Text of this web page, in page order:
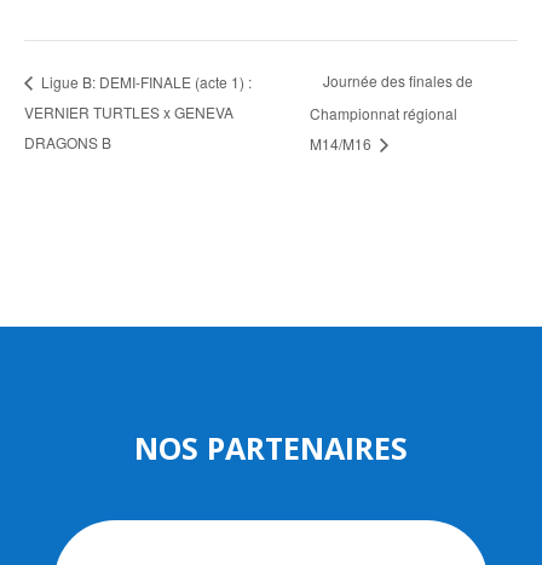
Ligue B: DEMI-FINALE (acte 1) :
VERNIER TURTLES x GENEVA
DRAGONS B
Journée des finales de
Championnat régional
M14/M16
NOS PARTENAIRES